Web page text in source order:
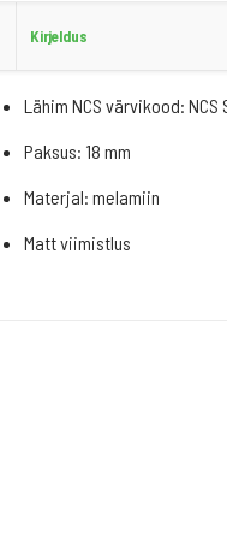
Kirjeldus
Lähim NCS värvikood: NCS
Paksus: 18 mm
Materjal: melamiin
Matt viimistlus